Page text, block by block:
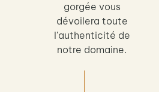
gorgée vous
dévoilera toute
l’authenticité de
notre domaine.